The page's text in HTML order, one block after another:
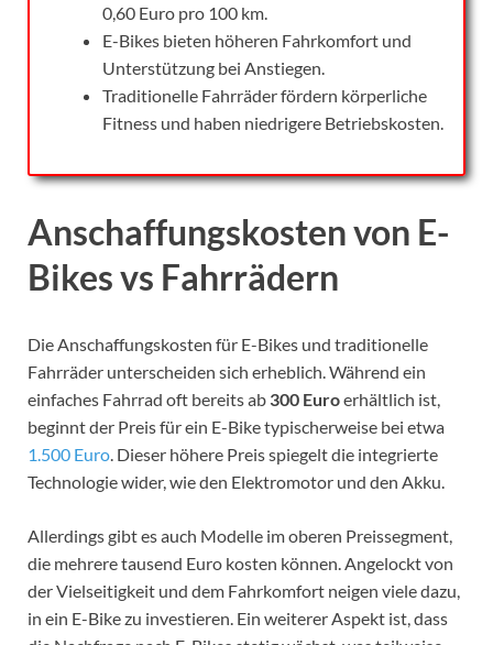
0,60 Euro pro 100 km.
E-Bikes bieten höheren Fahrkomfort und
Unterstützung bei Anstiegen.
Traditionelle Fahrräder fördern körperliche
Fitness und haben niedrigere Betriebskosten.
Anschaffungskosten von E-
Bikes vs Fahrrädern
Die Anschaffungskosten für E-Bikes und traditionelle
Fahrräder unterscheiden sich erheblich. Während ein
einfaches Fahrrad oft bereits ab 300 Euroerhältlich ist,
beginnt der Preis für ein E-Bike typischerweise bei etwa
1.500 Euro. Dieser höhere Preis spiegelt die integrierte
Technologie wider, wie den Elektromotor und den Akku.
Allerdings gibt es auch Modelle im oberen Preissegment,
die mehrere tausend Euro kosten können. Angelockt von
der Vielseitigkeit und dem Fahrkomfort neigen viele dazu,
in ein E-Bike zu investieren. Ein weiterer Aspekt ist, dass